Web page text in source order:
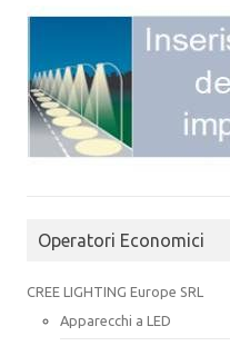
Operatori Economici
CREE LIGHTING Europe SRL
Apparecchi a LED